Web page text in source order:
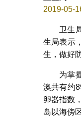
2019-05-
卫生
生局表示
生，做好
为掌
澳共有约
卵器指数
岛以海傍